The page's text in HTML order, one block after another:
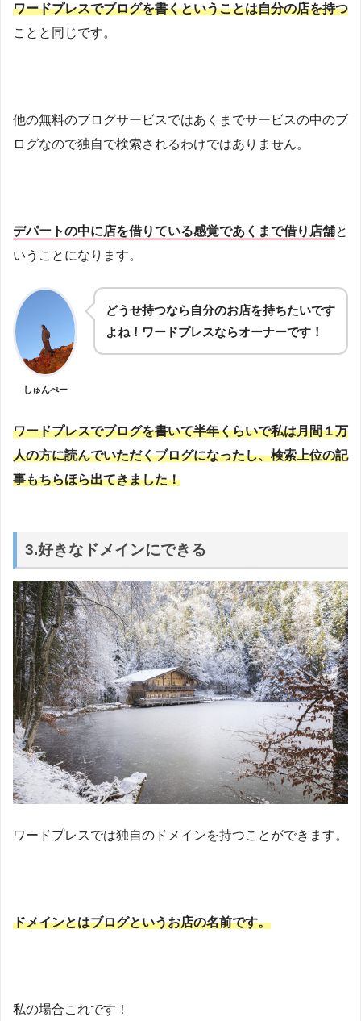
ワードプレスでブログを書くということは自分の店を持つ
ことと同じです。
他の無料のブログサービスではあくまでサービスの中のブ
ログなので独自で検索されるわけではありません。
デパートの中に店を借りている感覚であくまで借り店舗と
いうことになります。
しゅんぺー
どうせ持つなら自分のお店を持ちたいです
よね！ワードプレスならオーナーです！
ワードプレスでブログを書いて半年くらいで私は月間１万
人の方に読んでいただくブログになったし、検索上位の記
事もちらほら出てきました！
3.好きなドメインにできる
ワードプレスでは独自のドメインを持つことができます。
ドメインとはブログというお店の名前です。
私の場合これです！